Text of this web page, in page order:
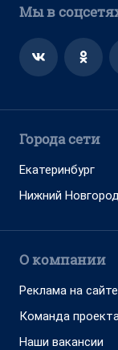
Мы в
Города сети
Екатеринбург
Нижний Новгород
О компании
Реклама на сайте
Команда
Наши вакансии